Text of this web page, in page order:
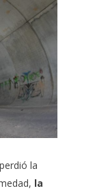
la
la